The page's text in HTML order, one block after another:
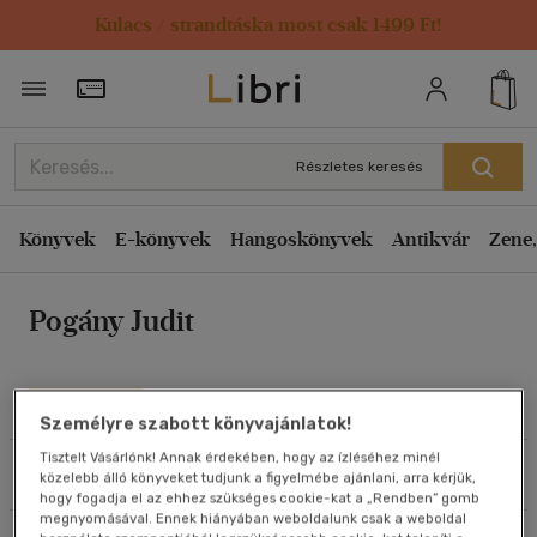
Kulacs / strandtáska most csak 1499 Ft!
Törzsvásárlói Kártya adatai
Részletes keresés
Könyvek E-könyvek Hangoskönyvek Antikvár
Pogány Judit
Művei
Szűrés Rendezés
Rendezés
Kiadás éve szerint csökkenő
Ár szerint csökkenő
Eladott darabszám szerint csökkenő
Cím szerint A-Z
Szerző szerint A-Z
Megjelenítés
Személyre szabott könyvajánlatok!
Tisztelt Vásárlónk! Annak érdekében, hogy az ízléséhez minél
közelebb álló könyveket tudjunk a figyelmébe ajánlani, arra kérjük,
hogy fogadja el az ehhez szükséges cookie-kat a „Rendben” gomb
megnyomásával. Ennek hiányában weboldalunk csak a weboldal